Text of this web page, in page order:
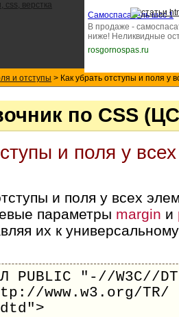
Самоспасатель шсс 1
В продаже -
ниже! Неликвидные
rosgornospas.ru
и отступы > Как убрать отступы и поля у
по CSS
и поля у
и поля у всех
параметры margin и
их к
PUBLIC "-//W3C//
www.w3.org/TR/